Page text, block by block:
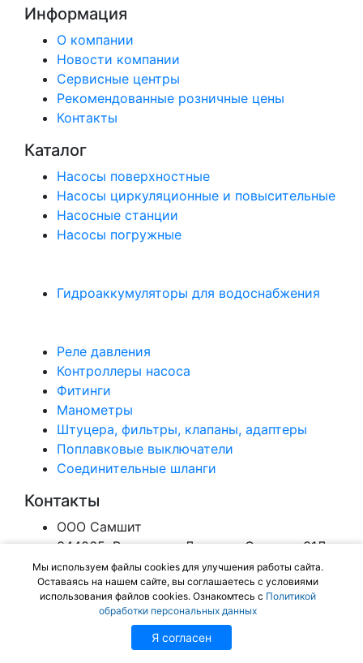
Мы используем файлы cookies для улучшения работы сайта.
Оставаясь на нашем сайте, вы соглашаетесь с условиями
использования файлов cookies. Ознакомтесь с Политикой
обработки персональных данных
Я согласен
Информация
О компании
Новости компании
Сервисные центры
Рекомендованные розничные цены
Контакты
Каталог
Насосы поверхностные
Насосы циркуляционные и повысительные
Насосные станции
Насосы погружные
Гидроаккумуляторы для водоснабжения
Реле давления
Контроллеры насоса
Фитинги
Манометры
Штуцера, фильтры, клапаны, адаптеры
Поплавковые выключатели
Соединительные шланги
Контакты
ООО Самшит
344065, Ростов-на-Дону, ул. Орская , 31Д
Email:info@ug-tk.ru
8 (800) 707-53-83